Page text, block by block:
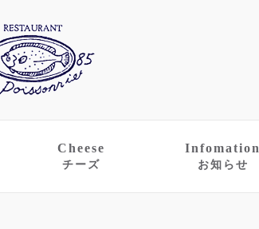
Cheese
チーズ
Infomation
お知らせ